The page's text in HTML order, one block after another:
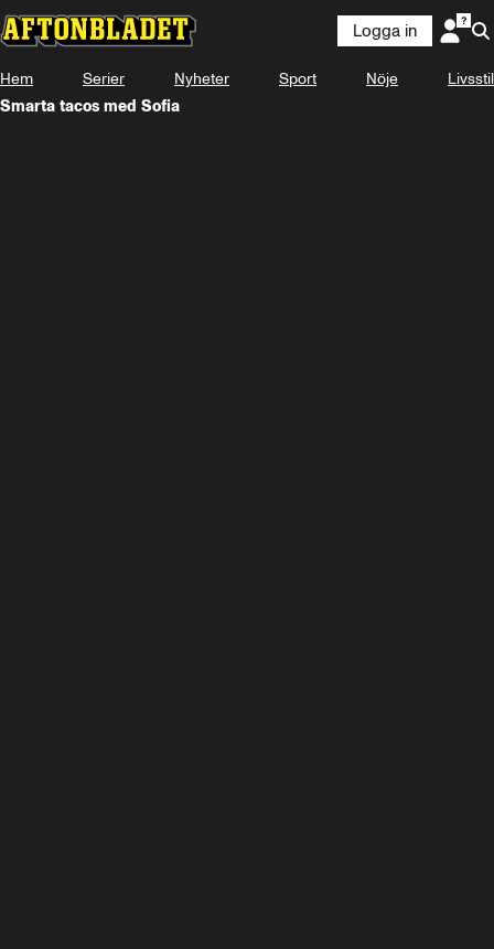
Logga in
Hem Serier Nyheter Sport Nöje
Livsstil
Smarta tacos med Sofia